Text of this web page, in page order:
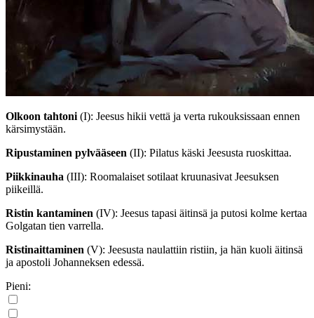
Olkoon tahtoni (I): Jeesus hikii vettä ja verta rukouksissaan ennen
kärsimystään.
Ripustaminen pylvääseen (II): Pilatus käski Jeesusta ruoskittaa.
Piikkinauha (III): Roomalaiset sotilaat kruunasivat Jeesuksen
piikeillä.
Ristin kantaminen (IV): Jeesus tapasi äitinsä ja putosi kolme kertaa
Golgatan tien varrella.
Ristinaittaminen (V): Jeesusta naulattiin ristiin, ja hän kuoli äitinsä
ja apostoli Johanneksen edessä.
Pieni: